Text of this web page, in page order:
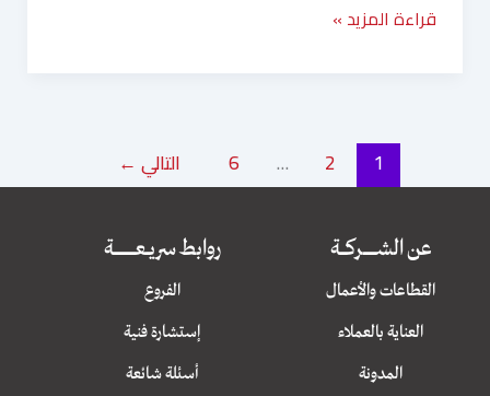
قراءة المزيد »
1
2
…
6 التالي ←
عن الشــــــــــــركــــــة
القطاعات والأعمال
العناية بالعملاء
المدونة
روابط سريــــعــــــــــــــــــــة
الفروع
إستشارة فنية
أسئلة شائعة